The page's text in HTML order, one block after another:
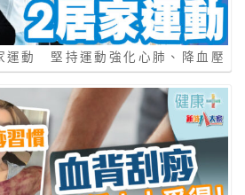
運動 堅持運動強化心肺、降血壓